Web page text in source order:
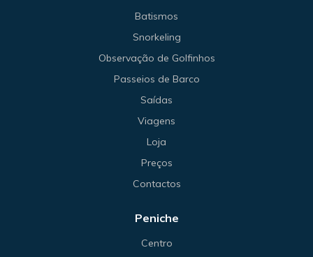
Batismos
Snorkeling
Observação de Golfinhos
Passeios de Barco
Saídas
Viagens
Loja
Preços
Contactos
Peniche
Centro